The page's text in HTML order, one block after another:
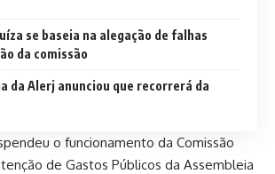
se baseia na alegação de falhas
da comissão
da Alerj anunciou que recorrerá da
o funcionamento da Comissão
de Gastos Públicos da Assembleia